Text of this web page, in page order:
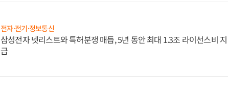
전자·전기·정보통신
삼성전자 넷리스트와 특허분쟁 매듭, 5년 동안 최대 1.3조 라이선스비 지
급